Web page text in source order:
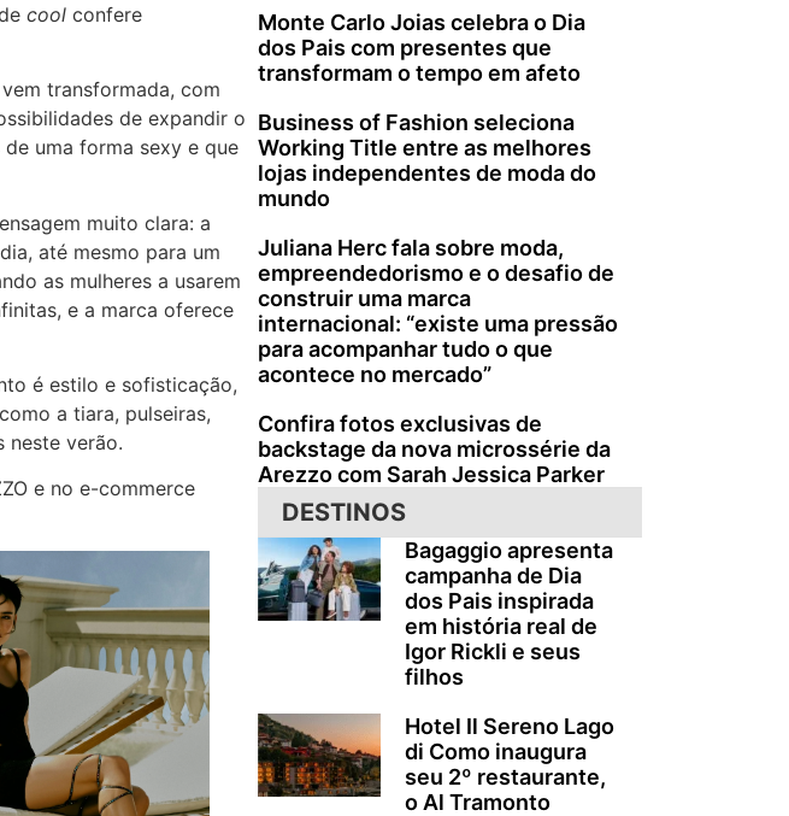
cool confere
transformada, com
de expandir o
uma forma sexy e que
muito clara: a
até mesmo para um
as mulheres a usarem
e a marca oferece
é estilo e sofisticação,
a tiara, pulseiras,
neste verão.
e no e-commerce
Monte Carlo Joias celebra o Dia
dos Pais com presentes que
transformam o tempo em afeto
Business of Fashion seleciona
Working Title entre as melhores
lojas independentes de moda do
mundo
Juliana Herc fala sobre moda,
empreendedorismo e o desafio de
construir uma marca
internacional: “existe uma pressão
para acompanhar tudo o que
acontece no mercado”
Confira fotos exclusivas de
backstage da nova microssérie da
Arezzo com Sarah Jessica Parker
DESTINOS
Bagaggio apresenta
campanha de Dia
dos Pais inspirada
em história real de
Igor Rickli e seus
filhos
Hotel Il Sereno Lago
di Como inaugura
seu 2º restaurante,
o Al Tramonto